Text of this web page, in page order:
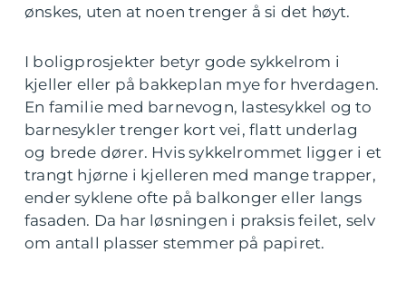
ønskes, uten at noen trenger å si det høyt.
I boligprosjekter betyr gode sykkelrom i
kjeller eller på bakkeplan mye for hverdagen.
En familie med barnevogn, lastesykkel og to
barnesykler trenger kort vei, flatt underlag
og brede dører. Hvis sykkelrommet ligger i et
trangt hjørne i kjelleren med mange trapper,
ender syklene ofte på balkonger eller langs
fasaden. Da har løsningen i praksis feilet, selv
om antall plasser stemmer på papiret.